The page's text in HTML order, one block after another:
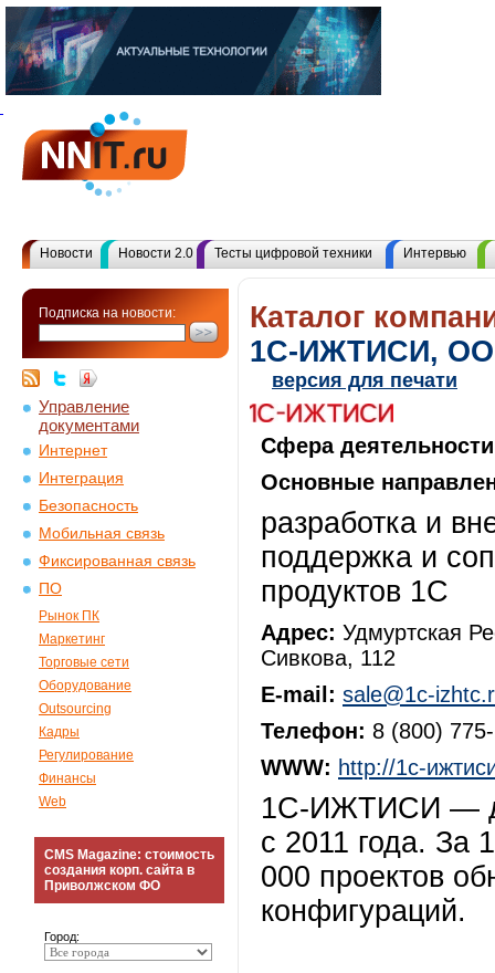
Новости Новости 2.0 Тесты цифровой техники Интервью
Подписка на новости:
Управление
документами
Интернет
Интеграция
Безопасность
Мобильная связь
Фиксированная связь
ПО
Рынок ПК
Маркетинг
Торговые сети
Оборудование
Outsourcing
Кадры
Регулирование
Финансы
Web
CMS Magazine: стоимость
создания корп. сайта в
Приволжском ФО
Город:
Каталог
1С-ИЖТИСИ,
версия для печати
Сфера
Основные
разработка и
поддержка и
продуктов 1С
Адрес: Удмуртская
Сивкова, 112
E-mail: sale@1c-
Телефон: 8 (800)
WWW: http://1с-
1С-ИЖТИСИ —
с 2011 года. За
000 проектов
конфигураций.